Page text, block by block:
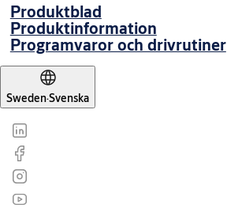
Produktblad
Produktinformation
Programvaror och drivrutiner
Sweden·Svenska